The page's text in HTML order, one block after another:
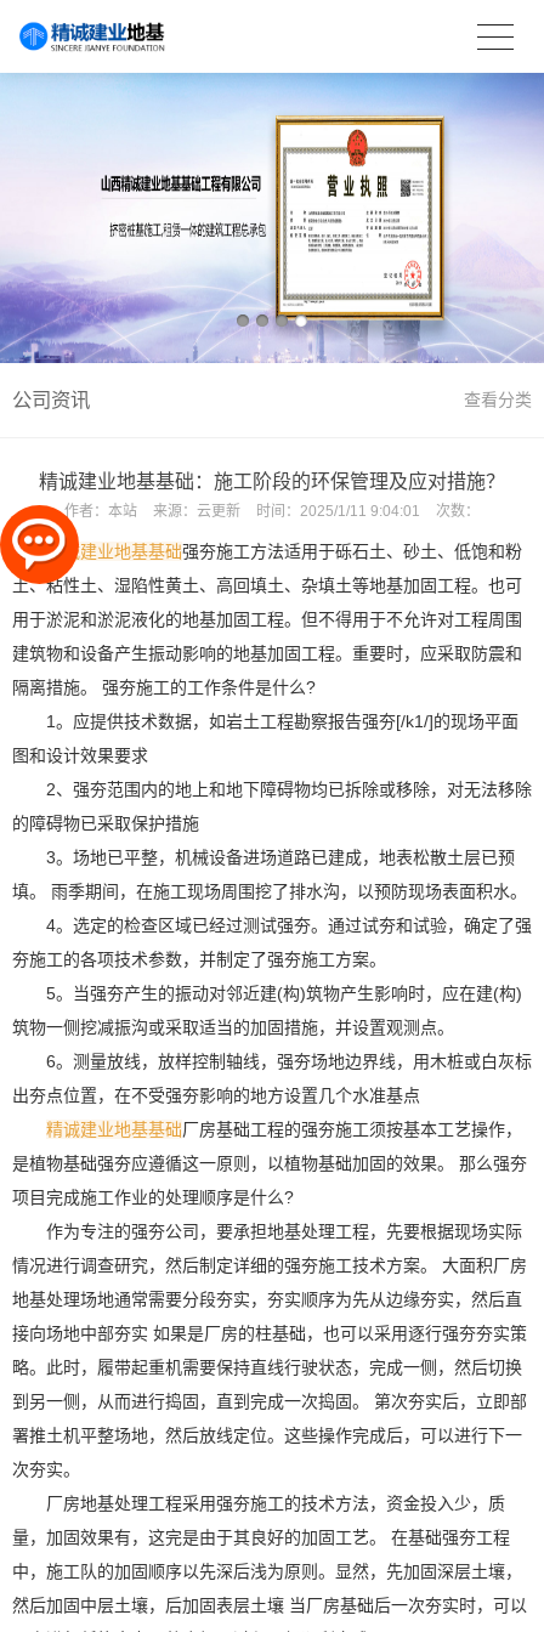
公司资讯 查看分类
精诚建业地基基础：施工阶段的环保管理及应对措施？
作者： 本站 来源： 云更新 时间： 2025/1/11 9:04:01 次数：
精诚建业地基基础强夯施工方法适用于砾石土、砂土、低饱和粉
土、粘性土、湿陷性黄土、高回填土、杂填土等地基加固工程。也可
用于淤泥和淤泥液化的地基加固工程。但不得用于不允许对工程周围
建筑物和设备产生振动影响的地基加固工程。重要时，应采取防震和
隔离措施。 强夯施工的工作条件是什么?
1。应提供技术数据，如岩土工程勘察报告强夯[/k1/]的现场平面
图和设计效果要求
2、强夯范围内的地上和地下障碍物均已拆除或移除，对无法移除
的障碍物已采取保护措施
3。场地已平整，机械设备进场道路已建成，地表松散土层已预
填。 雨季期间，在施工现场周围挖了排水沟，以预防现场表面积水。
4。选定的检查区域已经过测试强夯。通过试夯和试验，确定了强
夯施工的各项技术参数，并制定了强夯施工方案。
5。当强夯产生的振动对邻近建(构)筑物产生影响时，应在建(构)
筑物一侧挖减振沟或采取适当的加固措施，并设置观测点。
6。测量放线，放样控制轴线，强夯场地边界线，用木桩或白灰标
出夯点位置，在不受强夯影响的地方设置几个水准基点
精诚建业地基基础厂房基础工程的强夯施工须按基本工艺操作，
是植物基础强夯应遵循这一原则，以植物基础加固的效果。 那么强夯
项目完成施工作业的处理顺序是什么?
作为专注的强夯公司，要承担地基处理工程，先要根据现场实际
情况进行调查研究，然后制定详细的强夯施工技术方案。 大面积厂房
地基处理场地通常需要分段夯实，夯实顺序为先从边缘夯实，然后直
接向场地中部夯实 如果是厂房的柱基础，也可以采用逐行强夯夯实策
略。此时，履带起重机需要保持直线行驶状态，完成一侧，然后切换
到另一侧，从而进行捣固，直到完成一次捣固。 第次夯实后，立即部
署推土机平整场地，然后放线定位。这些操作完成后，可以进行下一
次夯实。
厂房地基处理工程采用强夯施工的技术方法，资金投入少，质
量，加固效果有，这完是由于其良好的加固工艺。 在基础强夯工程
中，施工队的加固顺序以先深后浅为原则。显然，先加固深层土壤，
然后加固中层土壤，后加固表层土壤 当厂房基础后一次夯实时，可以